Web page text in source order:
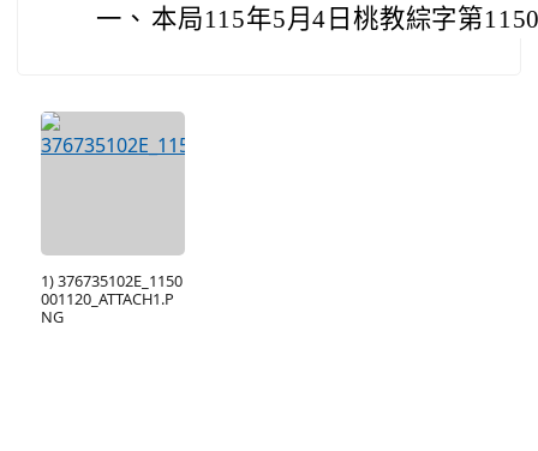
一、 本局115年5月4日桃教綜字第
1) 376735102E_1150
001120_ATTACH1.P
NG